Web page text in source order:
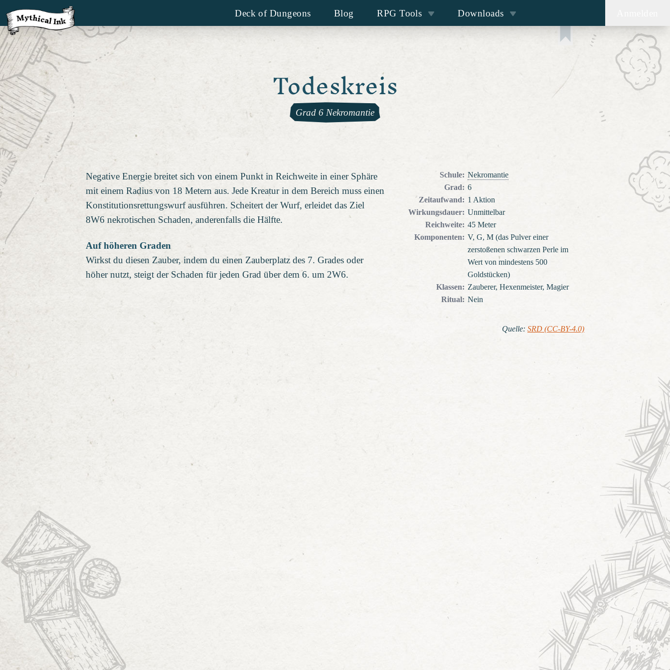
Deck of Dungeons Blog RPG Tools Downloads
Todeskreis
Grad 6 Nekromantie
Negative Energie breitet sich von einem Punkt in Reichweite in einer Sphäre
mit einem Radius von 18 Metern aus. Jede Kreatur in dem Bereich muss einen
Konstitutionsrettungswurf ausführen. Scheitert der Wurf, erleidet das Ziel
8W6 nekrotischen Schaden, anderenfalls die Hälfte.
Auf höheren Graden
Wirkst du diesen Zauber, indem du einen Zauberplatz des 7. Grades oder
höher nutzt, steigt der Schaden für jeden Grad über dem 6. um 2W6.
Schule: Nekromantie
Grad: 6
Zeitaufwand: 1 Aktion
Wirkungsdauer: Unmittelbar
Reichweite: 45 Meter
Komponenten: V, G, M (das Pulver einer
zerstoßenen schwarzen Perle im
Wert von mindestens 500
Goldstücken)
Klassen: Zauberer, Hexenmeister, Magier
Ritual: Nein
Quelle: SRD (CC-BY-4.0)